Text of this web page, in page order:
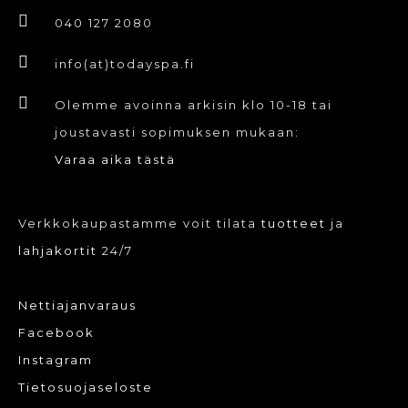
040 127 2080
info(at)todayspa.fi
Olemme avoinna arkisin klo 10-18 tai
joustavasti sopimuksen mukaan:
Varaa aika tästä
Verkkokaupastamme voit tilatatuotteet ja
lahjakortit 24/7
Nettiajanvaraus
Facebook
Instagram
Tietosuojaseloste